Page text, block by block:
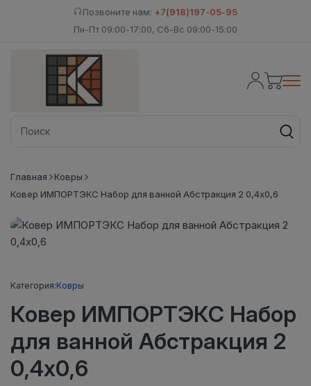
Позвоните нам: +7(918)197-05-95
Пн-Пт 09:00-17:00, Сб-Вс 09:00-15:00
Главная
Ковры
Ковер ИМПОРТЭКС Набор для ванной Абстракция 2 0,4х0,6
Категория:Ковры
Ковер ИМПОРТЭКС Набор
для ванной Абстракция 2
0,4х0,6